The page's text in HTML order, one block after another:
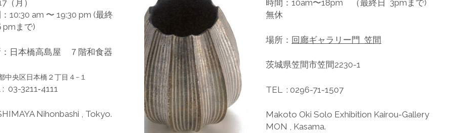
（月）
10:30 am 〜 19:30 pm (最終
pmまで)
日本橋高島屋 ７階和食器
中央区日本橋２丁目４−１
03-3211‐4111
Nihonbashi , Tokyo.
時間：10am〜18pm （最終日 3pmまで)
無休
場所： 回廊ギャラリー門 笠間
茨城県笠間市笠間2230-1
TEL : 0296-71-1507
Makoto Oki Solo Exhibition Kairou-Gallery
MON , Kasama.